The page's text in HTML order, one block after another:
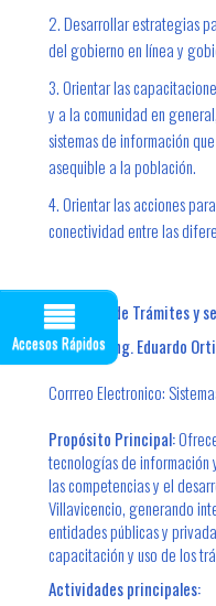
2. Desarrollar estrategias
del gobierno en línea y
3. Orientar las
y a la comunidad en
sistemas de información
asequible a la población.
4. Orientar las acciones
conectividad entre las
Dirección de Trámites y
Director: Ing. Eduardo
Corrreo Electronico:
Propósito Principal:
tecnologías de información
las competencias y el
Villavicencio, generando
entidades públicas y
capacitación y uso de los
Actividades principales:
Accesos Rápidos